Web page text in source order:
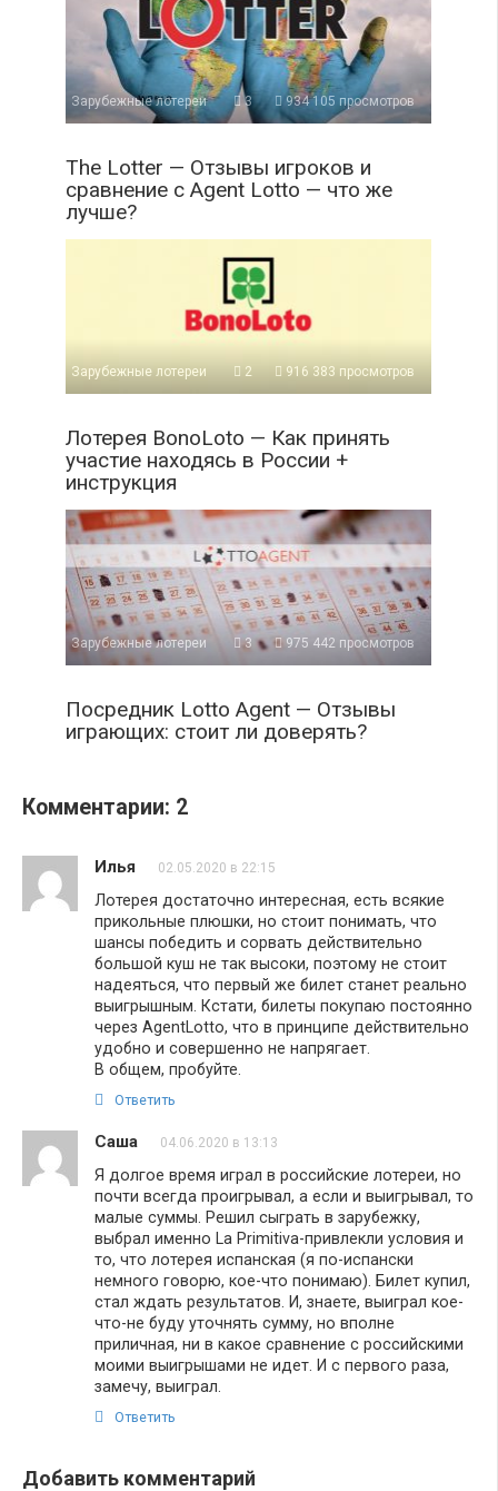
Зарубежные лотереи 3 934 105 просмотров
The Lotter — Отзывы игроков и
сравнение с Agent Lotto — что же
лучше?
Зарубежные лотереи 2 916 383 просмотров
Лотерея BonoLoto — Как принять
участие находясь в России +
инструкция
Зарубежные лотереи 3 975 442 просмотров
Посредник Lotto Agent — Отзывы
играющих: стоит ли доверять?
Комментарии: 2
Илья 02.05.2020 в 22:15
Лотерея достаточно интересная, есть всякие
прикольные плюшки, но стоит понимать, что
шансы победить и сорвать действительно
большой куш не так высоки, поэтому не стоит
надеяться, что первый же билет станет реально
выигрышным. Кстати, билеты покупаю постоянно
через AgentLotto, что в принципе действительно
удобно и совершенно не напрягает.
В общем, пробуйте.
Ответить
Саша 04.06.2020 в 13:13
Я долгое время играл в российские лотереи, но
почти всегда проигрывал, а если и выигрывал, то
малые суммы. Решил сыграть в зарубежку,
выбрал именно La Primitiva-привлекли условия и
то, что лотерея испанская (я по-испански
немного говорю, кое-что понимаю). Билет купил,
стал ждать результатов. И, знаете, выиграл кое-
что-не буду уточнять сумму, но вполне
приличная, ни в какое сравнение с российскими
моими выигрышами не идет. И с первого раза,
замечу, выиграл.
Ответить
Добавить комментарий